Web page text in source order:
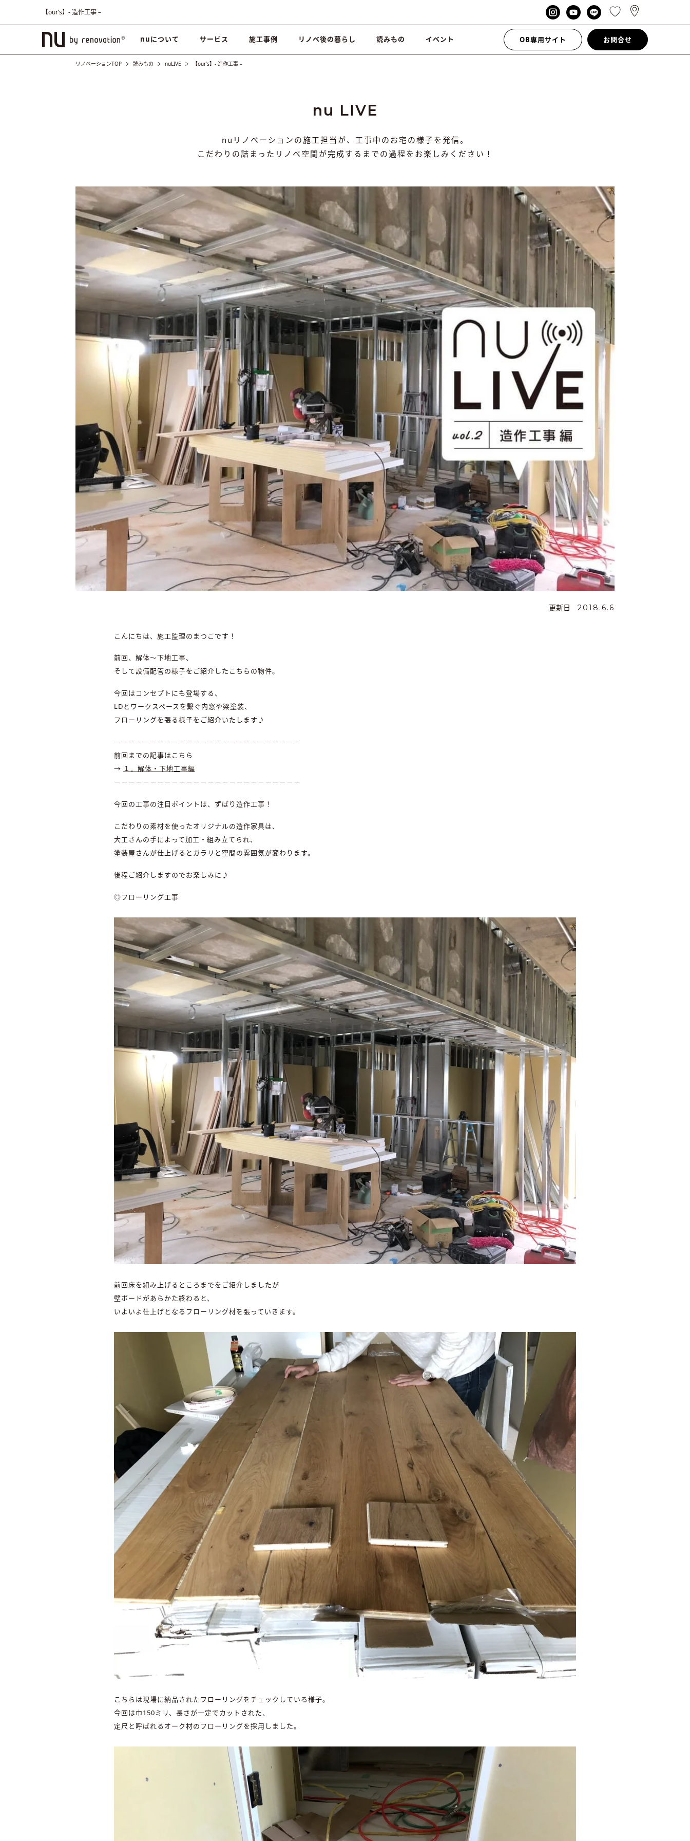
【our’s】- 造作工事 –
nuについて サービス 施工事例 リノベ後の暮らし 読みもの イベント OB専用サイト お問合せ
リノベーションTOP 読みもの nuLIVE 【our’s】- 造作工事 –
nu LIVE
nuリノベーションの施工担当が、工事中のお宅の様子を発信。
こだわりの詰まったリノベ空間が完成するまでの過程をお楽しみください！
更新日 2018.6.6
こんにちは、施工監理のまつこです！
前回、解体～下地工事、
そして設備配管の様子をご紹介したこちらの物件。
今回はコンセプトにも登場する、
LDとワークスペースを繋ぐ内窓や梁塗装、
フローリングを張る様子をご紹介いたします♪
－－－－－－－－－－－－－－－－－－－－－－－－－－
前回までの記事はこちら
→ １．解体・下地工事編
－－－－－－－－－－－－－－－－－－－－－－－－－－
今回の工事の注目ポイントは、ずばり造作工事！
こだわりの素材を使ったオリジナルの造作家具は、
大工さんの手によって加工・組み立てられ、
塗装屋さんが仕上げるとガラリと空間の雰囲気が変わります。
後程ご紹介しますのでお楽しみに♪
◎フローリング工事
前回床を組み上げるところまでをご紹介しましたが
壁ボードがあらかた終わると、
いよいよ仕上げとなるフローリング材を張っていきます。
こちらは現場に納品されたフローリングをチェックしている様子。
今回は巾150ミリ、長さが一定でカットされた、
定尺と呼ばれるオーク材のフローリングを採用しました。